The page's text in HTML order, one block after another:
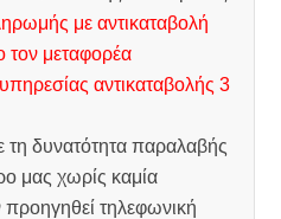
με αντικαταβολή
μεταφορέα
αντικαταβολής 3
δυνατότητα παραλαβής
μας χωρίς καμία
τηλεφωνική